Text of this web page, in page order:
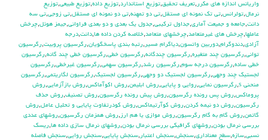
واريانس اندازه هاي مكرر ,تعريف تحقيق,توزيع استاندارد,توزيع داده,توزيع طبيعي,توزيع
نرمال,تولرانس,تي تک نمونه اي مستقل,تي دو تمهنه,تي دو نمونه اي مستقل,تي زوجي,تي سه
دانت,جامعه و جميعت آماري,جداول تركيبي,جدول يك بعدي و دو بعدي فراواني,جيمز هوئل,چرخش
عاملها,چرخش هاي غيرمتعامد,چرخشهاي متعامد,خلاصه كردن داده ها,دانت,درجه
آزادي,دندوگرام,دوربين واتسون,دياگرام مسير ,رتبه بندي پاسخگويان,رگرسيون پروبيت,رگرسيون
تواني,رگرسيون چند متغيره,رگرسيون چندگانه,رگرسيون خطي,رگرسيون خطي چند گانه,رگرسيون
خطي ساده,رگرسيون درجه سوم,رگرسيون رشد,رگرسيون سهمي,رگرسيون غيرخطي,رگرسيون
لجستيك چند وجهي,رگرسيون لجستيك دو وجهي,رگرسيون لجستيک,رگرسيون لگاريتمي,رگرسيون
منحني s
,رگرسيون نمايي,روايي و پايايي,روش ابليمن,روش اكوآماكس,روش بازآزمايي,روش
پروماكس,روش پس رونده رگرسيون,روش پيش رونده رگرسيون,روش تصنيف,روش حذف
رگرسيون,روش دو نيمه كردن,روش كوآرتيماكس,روش كودرتفاوت پايايي و تحليل عامل,روش
گاتمن,روش گام به گام رگرسيون,روش موازي يا هم ارز ,روش همزمان رگرسيون,روشهاي عددي
بررسي نرمال بودن,روشهاي گرافيكي بررسي نرمال بودن,روشهاي نرمال سازي داده ها,ريسك
نسبي,سازه,سطح معناداري,سنجش,سنجش اعتبار ,سنجش پايايي,سنجش روايي,سنجش فاصله